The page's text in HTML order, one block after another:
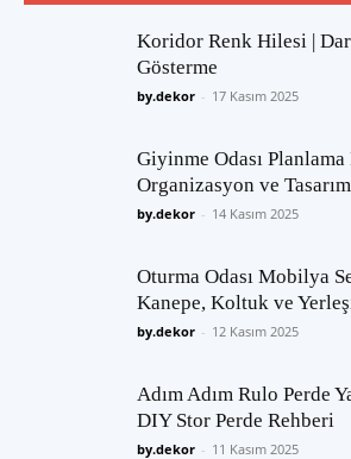
Koridor Renk Hilesi |
Gösterme
by.dekor - 17 Kasım 2025
Giyinme Odası Planlama
Organizasyon ve Tasarım
by.dekor - 14 Kasım 2025
Oturma Odası Mobilya
Kanepe, Koltuk ve
by.dekor - 12 Kasım 2025
Adım Adım Rulo Perde
DIY Stor Perde Rehberi
by.dekor - 11 Kasım 2025